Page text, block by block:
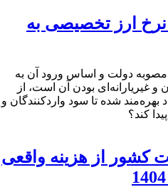
ارز تخصیصی به
مصوبه دولت و اساس ورود آن به
غیریارانه‌ای بودن آن است، از
بهره‌مند شده تا سود واردکنندگان و
کند؟
کشور از هزینه واقعی